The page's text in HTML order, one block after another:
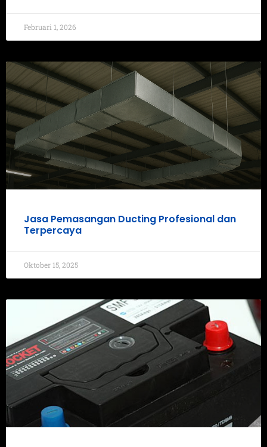
Februari 1, 2026
Jasa Pemasangan Ducting Profesional dan
Terpercaya
Oktober 15, 2025